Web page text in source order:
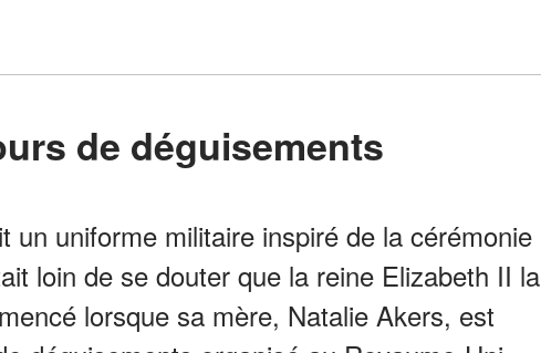
de déguisements
un uniforme militaire inspiré de la cérémonie
loin de se douter que la reine Elizabeth II la
lorsque sa mère, Natalie Akers, est